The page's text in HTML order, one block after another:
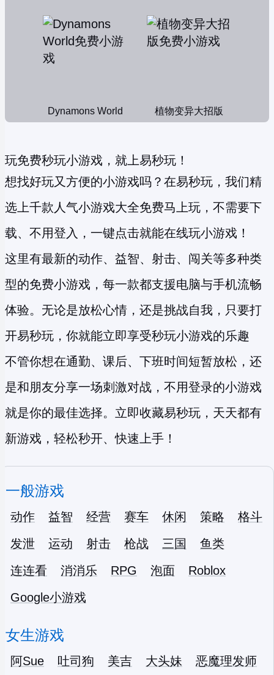
Dynamons World 植物变异大招版
玩免费秒玩小游戏，就上易秒玩！
想找好玩又方便的小游戏吗？在易秒玩，我们精
选上千款人气小游戏大全免费马上玩，不需要下
载、不用登入，一键点击就能在线玩小游戏！
这里有最新的动作、益智、射击、闯关等多种类
型的免费小游戏 ，每一款都支援电脑与手机流畅
体验。无论是放松心情，还是挑战自我，只要打
开易秒玩，你就能立即享受秒玩小游戏的乐趣
不管你想在通勤、课后、下班时间短暂放松，还
是和朋友分享一场刺激对战，不用登录的小游戏
就是你的最佳选择。立即收藏易秒玩，天天都有
新游戏，轻松秒开、快速上手！
一般游戏
动作 益智 经营 赛车 休闲 策略
格斗
发泄
运动 射击 枪战 三国
鱼类
连连看
消消乐 RPG 泡面
Roblox
Google小游戏
女生游戏
阿Sue 吐司狗 美吉 大头妹 恶魔理发师